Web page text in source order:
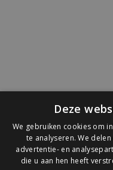
Deze
We gebruiken cookies om
te analyseren. We
advertentie- en
die u aan hen heeft